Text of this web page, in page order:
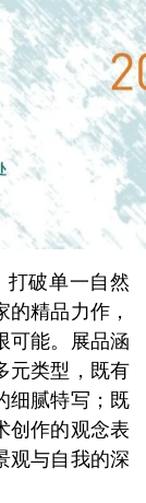
打破单一自然
精品力作，
可能。展品涵
元类型，既有
细腻特写；既
创作的观念表
观与自我的深